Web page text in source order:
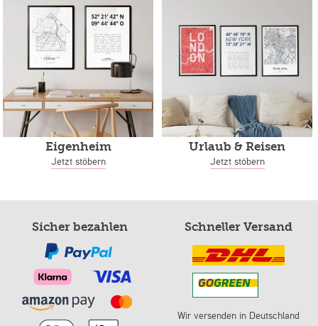
Eigenheim
Jetzt stöbern
Urlaub & Reisen
Jetzt stöbern
Sicher bezahlen Schneller Versand
Wir versenden in Deutschland